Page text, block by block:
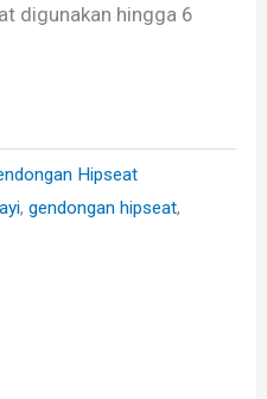
digunakan hingga 6
Hipseat
,gendongan hipseat,